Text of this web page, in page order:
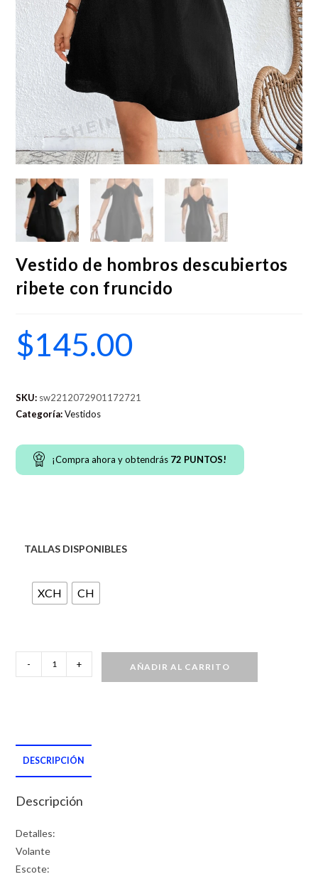
Vestido de hombros descubiertos
ribete con fruncido
$145.00
SKU: sw2212072901172721
Categoría:Vestidos
¡Compra ahora y obtendrás 72 PUNTOS!
TALLAS DISPONIBLES
XCH CH
de
con
fruncido
- + AÑADIR AL CARRITO
DESCRIPCIÓN
Descripción
Detalles:
Volante
Escote: